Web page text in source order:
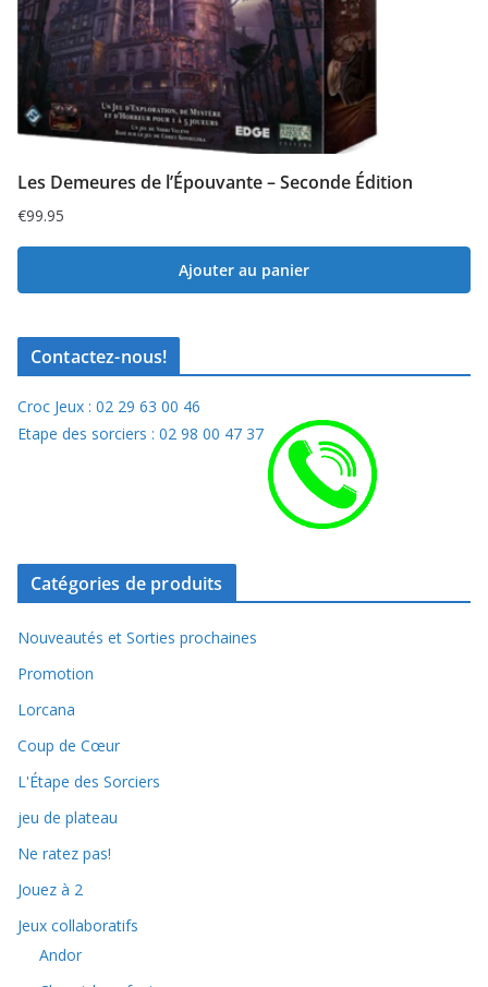
Les Demeures de l’Épouvante – Seconde Édition
€99.95
Ajouter au panier
Contactez-nous!
Croc Jeux : 02 29 63 00 46
Etape des sorciers : 02 98 00 47 37
Catégories de produits
Nouveautés et Sorties prochaines
Promotion
Lorcana
Coup de Cœur
L'Étape des Sorciers
jeu de plateau
Ne ratez pas!
Jouez à 2
Jeux collaboratifs
Andor